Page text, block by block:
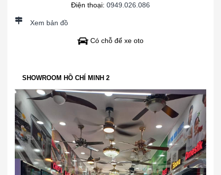
Điện thoại: 0949.026.086
Xem bản đồ
Có chỗ để xe oto
SHOWROOM HỒ CHÍ MINH 2